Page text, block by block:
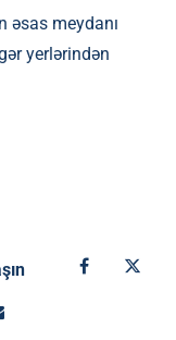
əsas meydanı
yerlərindən